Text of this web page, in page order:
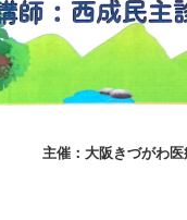
主催：大阪きづがわ